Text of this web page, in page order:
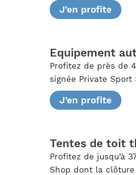
J’en profite
Equipement
Profitez de près de
signée Private
J’en profite
Tentes de toit
Profitez de jusqu’à
Shop dont la